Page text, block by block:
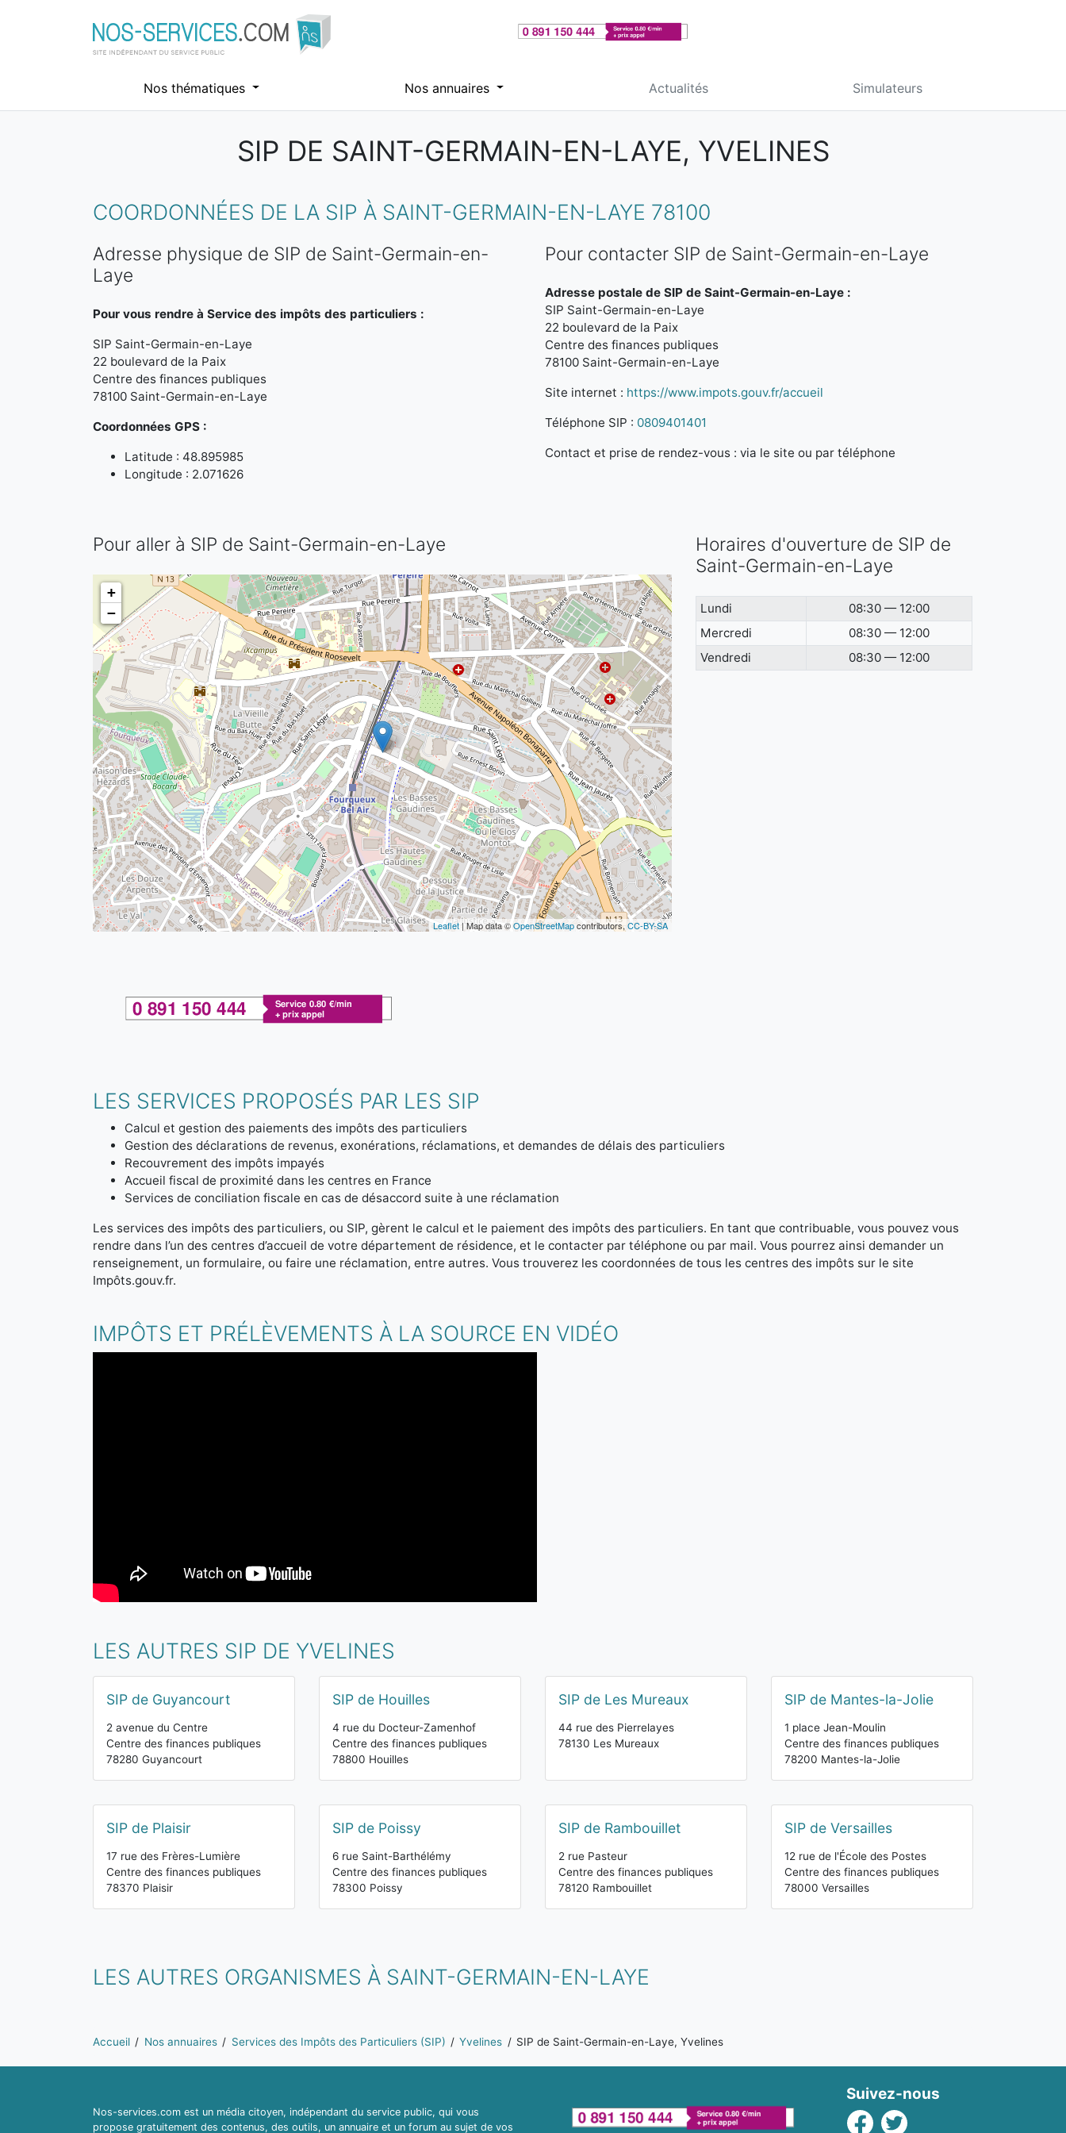
Nos thématiques Nos annuaires Actualités Simulateurs
SIP DE SAINT-GERMAIN-EN-LAYE, YVELINES
COORDONNÉES DE LA SIP À SAINT-GERMAIN-EN-LAYE 78100
Adresse physique de SIP de Saint-Germain-en-
Laye
Pour vous rendre à Service des impôts des particuliers :
SIP Saint-Germain-en-Laye
22 boulevard de la Paix
Centre des finances publiques
78100 Saint-Germain-en-Laye
Coordonnées GPS :
Latitude : 48.895985
Longitude : 2.071626
Pour contacter SIP de Saint-Germain-en-Laye
Adresse postale de SIP de Saint-Germain-en-Laye :
SIP Saint-Germain-en-Laye
22 boulevard de la Paix
Centre des finances publiques
78100 Saint-Germain-en-Laye
Site internet : https://www.impots.gouv.fr/accueil
Téléphone SIP : 0809401401
Contact et prise de rendez-vous : via le site ou par téléphone
Pour aller à SIP de Saint-Germain-en-Laye
+
−
Leaflet| Map data ©OpenStreetMapcontributors, CC-BY-SA
Horaires d'ouverture de SIP de
Saint-Germain-en-Laye
Lundi
08:30 — 12:00
Mercredi
08:30 — 12:00
Vendredi
08:30 — 12:00
LES SERVICES PROPOSÉS PAR LES SIP
Calcul et gestion des paiements des impôts des particuliers
Gestion des déclarations de revenus, exonérations, réclamations, et demandes de délais des particuliers
Recouvrement des impôts impayés
Accueil fiscal de proximité dans les centres en France
Services de conciliation fiscale en cas de désaccord suite à une réclamation
Les services des impôts des particuliers, ou SIP, gèrent le calcul et le paiement des impôts des particuliers. En tant que contribuable, vous pouvez vous
rendre dans l’un des centres d’accueil de votre département de résidence, et le contacter par téléphone ou par mail. Vous pourrez ainsi demander un
renseignement, un formulaire, ou faire une réclamation, entre autres. Vous trouverez les coordonnées de tous les centres des impôts sur le site
Impôts.gouv.fr.
IMPÔTS ET PRÉLÈVEMENTS À LA SOURCE EN VIDÉO
LES AUTRES SIP DE YVELINES
SIP de Guyancourt
2 avenue du Centre
Centre des finances publiques
78280 Guyancourt
SIP de Houilles
4 rue du Docteur-Zamenhof
Centre des finances publiques
78800 Houilles
SIP de Les Mureaux
44 rue des Pierrelayes
78130 Les Mureaux
SIP de Mantes-la-Jolie
1 place Jean-Moulin
Centre des finances publiques
78200 Mantes-la-Jolie
SIP de Plaisir
17 rue des Frères-Lumière
Centre des finances publiques
78370 Plaisir
SIP de Poissy
6 rue Saint-Barthélémy
Centre des finances publiques
78300 Poissy
SIP de Rambouillet
2 rue Pasteur
Centre des finances publiques
78120 Rambouillet
SIP de Versailles
12 rue de l'École des Postes
Centre des finances publiques
78000 Versailles
LES AUTRES ORGANISMES À SAINT-GERMAIN-EN-LAYE
Vous êtes ici:
Accueil Nos annuaires Services des Impôts des Particuliers (SIP) Yvelines SIP de Saint-Germain-en-Laye, Yvelines
Nos-services.com est un média citoyen, indépendant du service public, qui vous
propose gratuitement des contenus, des outils, un annuaire et un forum au sujet de vos
Suivez-nous
Facebook
Twitter